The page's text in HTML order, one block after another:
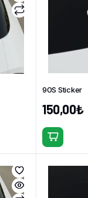
90S Sticker
150,00₺
Bu
ürünün